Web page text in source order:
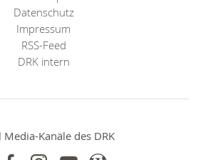
Datenschutz
Impressum
RSS-Feed
DRK intern
Media-Kanäle des DRK